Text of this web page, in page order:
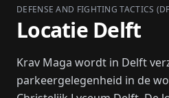
DEFENSE AND FIGHTING TACTICS
Locatie Delft
Krav Maga wordt in Delft
parkeergelegenheid in de